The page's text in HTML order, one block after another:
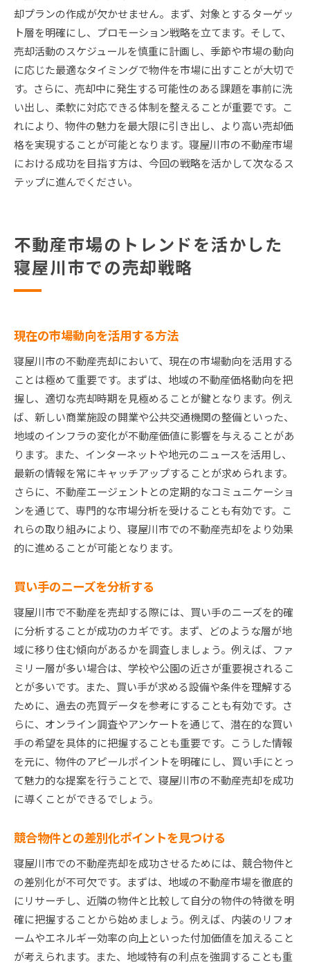
却プランの作成が欠かせません。まず、対象とするターゲッ
ト層を明確にし、プロモーション戦略を立てます。そして、
売却活動のスケジュールを慎重に計画し、季節や市場の動向
に応じた最適なタイミングで物件を市場に出すことが大切で
す。さらに、売却中に発生する可能性のある課題を事前に洗
い出し、柔軟に対応できる体制を整えることが重要です。こ
れにより、物件の魅力を最大限に引き出し、より高い売却価
格を実現することが可能となります。寝屋川市の不動産市場
における成功を目指す方は、今回の戦略を活かして次なるス
テップに進んでください。
不動産市場のトレンドを活かした
寝屋川市での売却戦略
現在の市場動向を活用する方法
寝屋川市の不動産売却において、現在の市場動向を活用する
ことは極めて重要です。まずは、地域の不動産価格動向を把
握し、適切な売却時期を見極めることが鍵となります。例え
ば、新しい商業施設の開業や公共交通機関の整備といった、
地域のインフラの変化が不動産価値に影響を与えることがあ
ります。また、インターネットや地元のニュースを活用し、
最新の情報を常にキャッチアップすることが求められます。
さらに、不動産エージェントとの定期的なコミュニケーショ
ンを通じて、専門的な市場分析を受けることも有効です。こ
れらの取り組みにより、寝屋川市での不動産売却をより効果
的に進めることが可能となります。
買い手のニーズを分析する
寝屋川市で不動産を売却する際には、買い手のニーズを的確
に分析することが成功のカギです。まず、どのような層が地
域に移り住む傾向があるかを調査しましょう。例えば、ファ
ミリー層が多い場合は、学校や公園の近さが重要視されるこ
とが多いです。また、買い手が求める設備や条件を理解する
ために、過去の売買データを参考にすることも有効です。さ
らに、オンライン調査やアンケートを通じて、潜在的な買い
手の希望を具体的に把握することも重要です。こうした情報
を元に、物件のアピールポイントを明確にし、買い手にとっ
て魅力的な提案を行うことで、寝屋川市の不動産売却を成功
に導くことができるでしょう。
競合物件との差別化ポイントを見つける
寝屋川市での不動産売却を成功させるためには、競合物件と
の差別化が不可欠です。まずは、地域の不動産市場を徹底的
にリサーチし、近隣の物件と比較して自分の物件の特徴を明
確に把握することから始めましょう。例えば、内装のリフォ
ームやエネルギー効率の向上といった付加価値を加えること
が考えられます。また、地域特有の利点を強調することも重